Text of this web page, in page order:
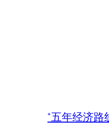
“五年经济路